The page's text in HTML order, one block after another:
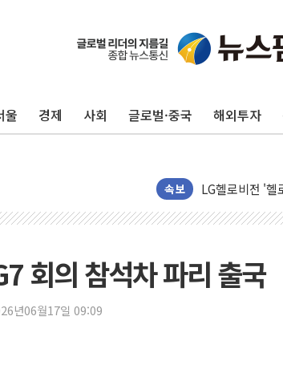
울 경제 사회 글로벌·중국 해외투자
속보
전남광주 구례
캠코, 5918억원
[종합] 청도 흥
한미 법카 제보
에어로케이항
네이버, AI 브
회의 참석차 파리 출국
년06월17일 09:09